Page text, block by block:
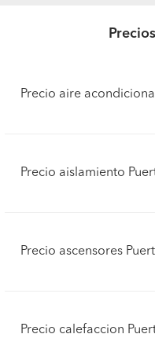
Precio aire
Precio aislamiento
Precio ascensores
Precio calefaccion